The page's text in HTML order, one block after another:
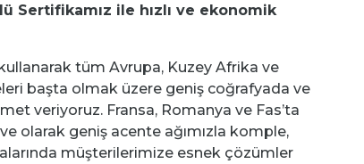
Sertifikamız ile hızlı ve ekonomik
tüm Avrupa, Kuzey Afrika ve
başta olmak üzere geniş coğrafyada ve
veriyoruz. Fransa, Romanya ve Fas’ta
olarak geniş acente ağımızla komple,
müşterilerimize esnek çözümler